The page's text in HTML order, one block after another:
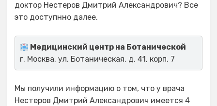
доктор Нестеров Дмитрий Александрович? Все
это доступнно далее.
Медицинский центр на Ботанической
г. Москва, ул. Ботаническая, д. 41, корп. 7
Мы получили информацию о том, что у врача
Нестеров Дмитрий Александрович имеется 4